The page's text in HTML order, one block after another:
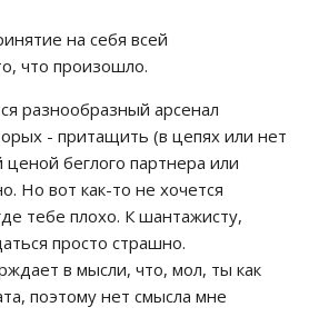
на себя всей
что произошло.
разнообразный арсенал
- притащить (в цепях или нет
беглого партнера или
Но вот как-то не хочется
тебе плохо. К шантажисту,
просто страшно.
в мысли, что, мол, ты как
поэтому нет смысла мне